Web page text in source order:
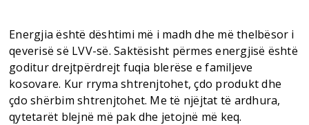
Energjia është dështimi më i madh dhe më thelbësor i
qeverisë së LVV-së. Saktësisht përmes energjisë është
goditur drejtpërdrejt fuqia blerëse e familjeve
kosovare. Kur rryma shtrenjtohet, çdo produkt dhe
çdo shërbim shtrenjtohet. Me të njëjtat të ardhura,
qytetarët blejnë më pak dhe jetojnë më keq.